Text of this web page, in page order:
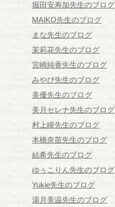
堀田安寿加先生のブログ
MAIKO先生のブログ
まな先生のブログ
茉莉花先生のブログ
宮崎純香先生のブログ
みやび先生のブログ
美優先生のブログ
美月セレナ先生のブログ
村上瞳先生のブログ
本橋奈苗先生のブログ
結希先生のブログ
ゆぅこりん先生のブログ
Yukie先生のブログ
湯月美温先生のブログ